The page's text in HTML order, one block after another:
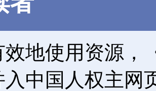
效地使用资源，
入中国人权主网